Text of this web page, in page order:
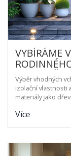
VYBÍRÁME
A
Výběr vhodných
izolační vlastnosti
materiály jako
Více